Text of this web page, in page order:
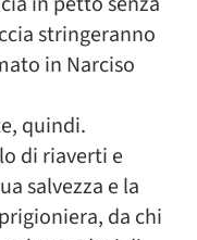
stringeranno
in Narciso
quindi.
di riaverti e
salvezza e la
da chi